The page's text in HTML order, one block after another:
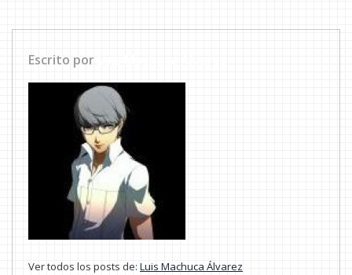
Escrito por
Ver todos los posts de: Luis Machuca Álvarez